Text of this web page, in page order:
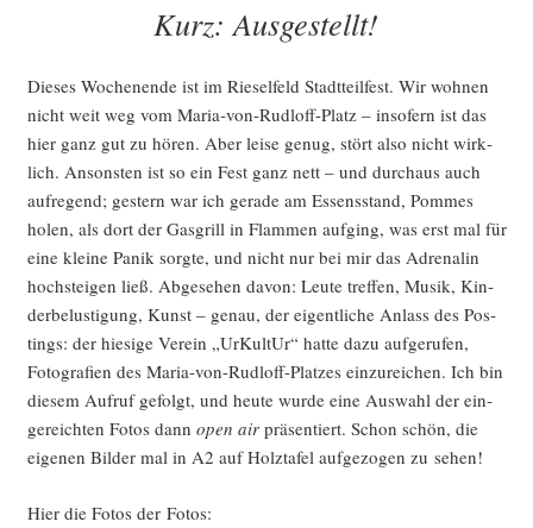
Kurz: Ausgestellt!
Die­ses Wochen­en­de ist im Rie­sel­feld Stadt­teil­fest. Wir woh­nen
nicht weit weg vom Maria-von-Rud­l­off-Platz – inso­fern ist das
hier ganz gut zu hören. Aber lei­se genug, stört also nicht wirk­
lich. Ansons­ten ist so ein Fest ganz nett – und durch­aus auch
auf­re­gend; ges­tern war ich gera­de am Essens­stand, Pom­mes
holen, als dort der Gas­grill in Flam­men auf­ging, was erst mal für
eine klei­ne Panik sorg­te, und nicht nur bei mir das Adre­na­lin
hoch­stei­gen ließ. Abge­se­hen davon: Leu­te tref­fen, Musik, Kin­
der­be­lus­ti­gung, Kunst – genau, der eigent­li­che Anlass des Pos­
tings: der hie­si­ge Ver­ein „UrKul­tUr“ hat­te dazu auf­ge­ru­fen,
Foto­gra­fien des Maria-von-Rud­l­off-Plat­zes ein­zu­rei­chen. Ich bin
die­sem Auf­ruf gefolgt, und heu­te wur­de eine Aus­wahl der ein­
ge­reich­ten Fotos dann open airprä­sen­tiert. Schon schön, die
eige­nen Bil­der mal in A2 auf Holz­ta­fel auf­ge­zo­gen zu sehen!
Hier die Fotos der Fotos: